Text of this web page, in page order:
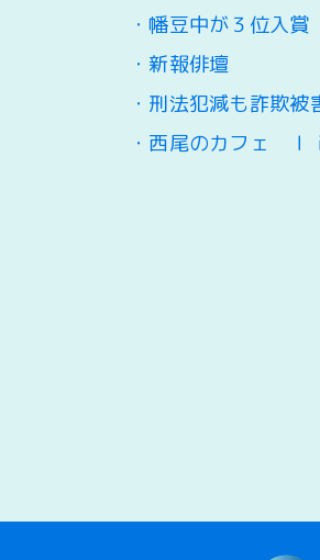
・幡豆中が３位入
・新報俳壇
・刑法犯減も詐欺
・西尾のカフェ ｌ